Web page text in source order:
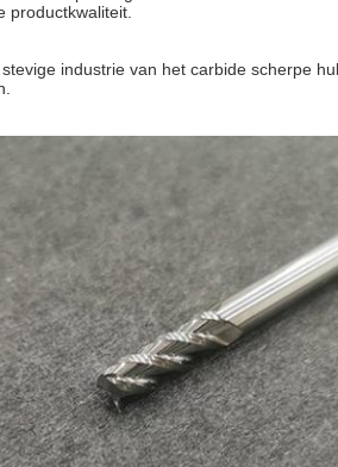
productkwaliteit.
industrie van het carbide scherpe